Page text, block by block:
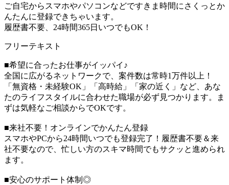
ご自宅からスマホやパソコンなどですきま時間にさくっとか
んたんに登録できちゃいます。
履歴書不要、24時間365日いつでもOK！
フリーテキスト
■希望に合ったお仕事がイッパイ♪
全国に広がるネットワークで、案件数は常時1万件以上！
「無資格・未経験OK」「高時給」「家の近く」など、あな
たのライフスタイルに合わせた職場が必ず見つかります。ま
ずは気軽なご相談からでOKです。
■来社不要！オンラインでかんたん登録
スマホやPCから24時間いつでも登録完了！履歴書不要＆来
社不要なので、忙しい方のスキマ時間でもサクッと進められ
ます。
■安心のサポート体制◎